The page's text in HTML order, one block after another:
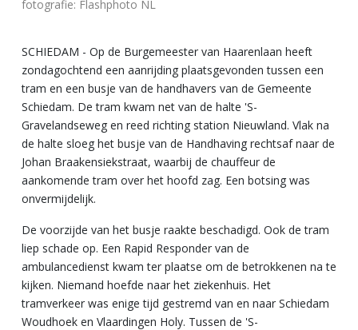
fotografie: Flashphoto NL
SCHIEDAM - Op de Burgemeester van Haarenlaan heeft
zondagochtend een aanrijding plaatsgevonden tussen een
tram en een busje van de handhavers van de Gemeente
Schiedam. De tram kwam net van de halte 'S-
Gravelandseweg en reed richting station Nieuwland. Vlak na
de halte sloeg het busje van de Handhaving rechtsaf naar de
Johan Braakensiekstraat, waarbij de chauffeur de
aankomende tram over het hoofd zag. Een botsing was
onvermijdelijk.
De voorzijde van het busje raakte beschadigd. Ook de tram
liep schade op. Een Rapid Responder van de
ambulancedienst kwam ter plaatse om de betrokkenen na te
kijken. Niemand hoefde naar het ziekenhuis. Het
tramverkeer was enige tijd gestremd van en naar Schiedam
Woudhoek en Vlaardingen Holy. Tussen de 'S-